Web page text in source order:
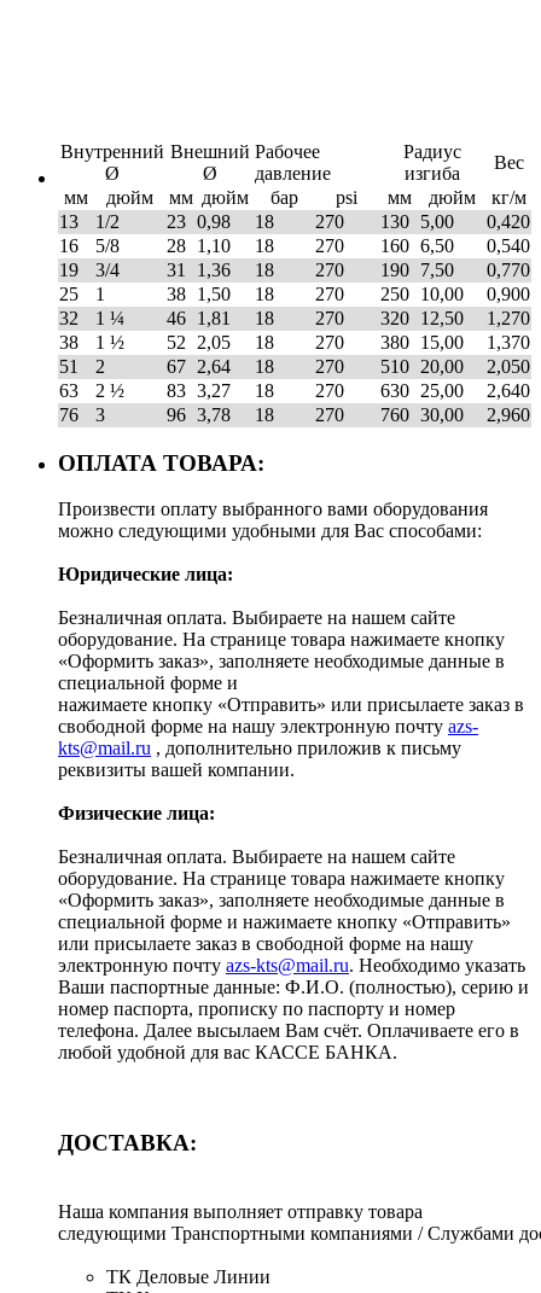
Внутренний
Ø
Внешний
Ø
Рабочее
давление
Радиус
изгиба
Вес
мм
дюйм мм дюйм бар psi мм дюйм
кг/м
13
1/2 23 0,98 18 270 130 5,00
0,420
16
5/8 28 1,10 18 270 160 6,50
0,540
19
3/4 31 1,36 18 270 190 7,50
0,770
25
1 38 1,50 18 270 250 10,00
0,900
32
1 ¼ 46 1,81 18 270 320 12,50
1,270
38
1 ½ 52 2,05 18 270 380 15,00
1,370
51
2 67 2,64 18 270 510 20,00
2,050
63
2 ½ 83 3,27 18 270 630 25,00
2,640
76
3 96 3,78 18 270 760 30,00 2,960
ОПЛАТА ТОВАРА:
Произвести оплату выбранного вами оборудования
можно следующими удобными для Вас способами:
Юридические лица:
Безналичная оплата. Выбираете на нашем сайте
оборудование. На странице товара нажимаете кнопку
«Оформить заказ», заполняете необходимые данные в
специальной форме и
нажимаете кнопку «Отправить» или присылаете заказ в
свободной форме на нашу электронную почту azs-
kts@mail.ru , дополнительно приложив к письму
реквизиты вашей компании.
Физические лица:
Безналичная оплата. Выбираете на нашем сайте
оборудование. На странице товара нажимаете кнопку
«Оформить заказ», заполняете необходимые данные в
специальной форме и нажимаете кнопку «Отправить»
или присылаете заказ в свободной форме на нашу
электронную почту azs-kts@mail.ru. Необходимо указать
Ваши паспортные данные: Ф.И.О. (полностью), серию и
номер паспорта, прописку по паспорту и номер
телефона. Далее высылаем Вам счёт. Оплачиваете его в
любой удобной для вас КАССЕ БАНКА.
ДОСТАВКА:
Наша компания выполняет отправку товара
следующими Транспортными компаниями / Службами
ТК Деловые Линии